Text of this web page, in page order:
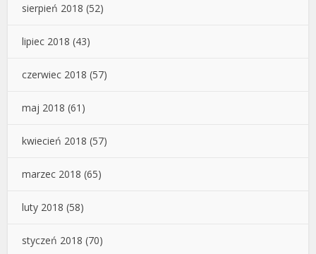
sierpień 2018 (52)
lipiec 2018 (43)
czerwiec 2018 (57)
maj 2018 (61)
kwiecień 2018 (57)
marzec 2018 (65)
luty 2018 (58)
styczeń 2018 (70)